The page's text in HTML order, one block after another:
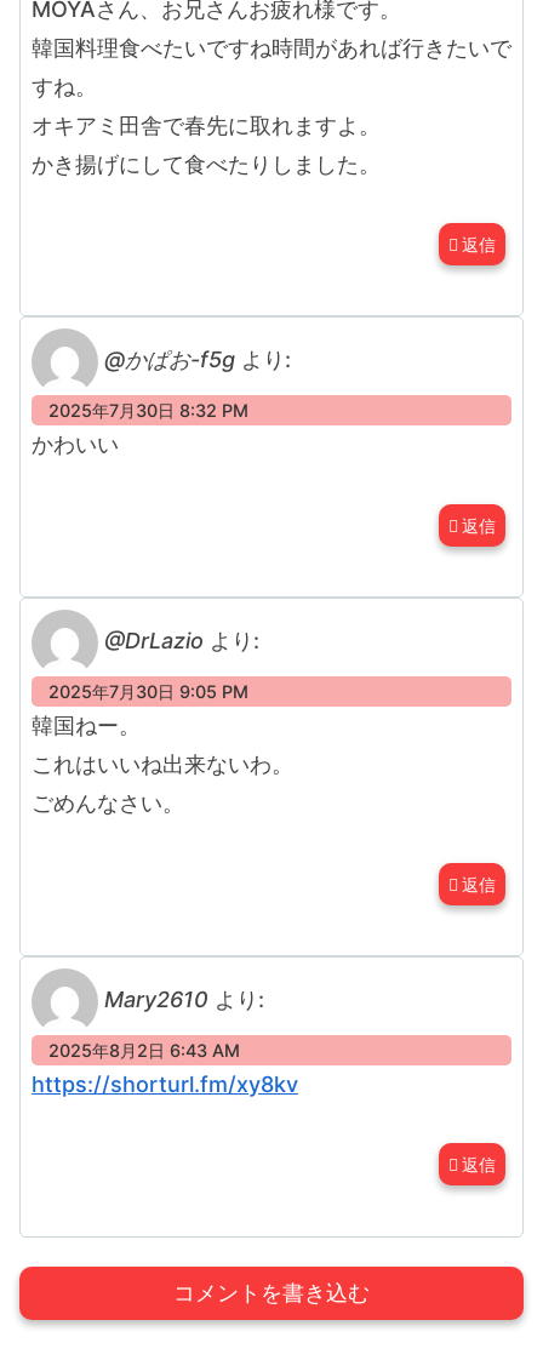
MOYAさん、お兄さんお疲れ様です。
韓国料理食べたいですね時間があれば行きたいで
すね。
オキアミ田舎で春先に取れますよ。
かき揚げにして食べたりしました。
返信
@かぱお-f5g より:
2025年7月30日 8:32 PM
かわいい
返信
@DrLazio より:
2025年7月30日 9:05 PM
韓国ねー。
これはいいね出来ないわ。
ごめんなさい。
返信
Mary2610 より:
2025年8月2日 6:43 AM
https://shorturl.fm/xy8kv
返信
コメントを書き込む